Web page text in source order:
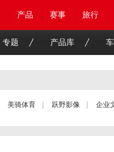
产品 赛事 旅行
产品 赛事 旅行
产品 赛事 旅行
产品 赛事 旅行
专题 产品库
美骑体育 跃野影像 企业